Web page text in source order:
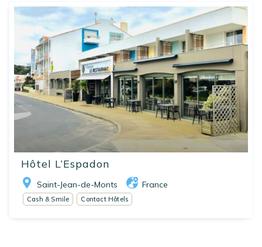
Hôtel L’Espadon
Saint-Jean-de-Monts France
Cash & Smile Contact Hôtels